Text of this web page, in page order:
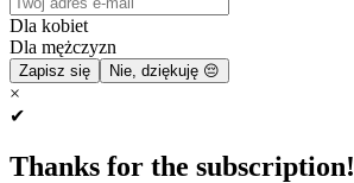
Dla kobiet
Dla mężczyzn
Zapisz się Nie, dziękuję 😔
×
✔
Thanks for the subscription!